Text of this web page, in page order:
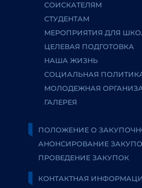
СОИСКАТЕЛЯМ
СТУДЕНТАМ
МЕРОПРИЯТИЯ ДЛЯ
ЦЕЛЕВАЯ ПОДГОТОВКА
НАША ЖИЗНЬ
СОЦИАЛЬНАЯ
МОЛОДЕЖНАЯ
ГАЛЕРЕЯ
ПОЛОЖЕНИЕ О
АНОНСИРОВАНИЕ
ПРОВЕДЕНИЕ ЗАКУПОК
КОНТАКТНАЯ